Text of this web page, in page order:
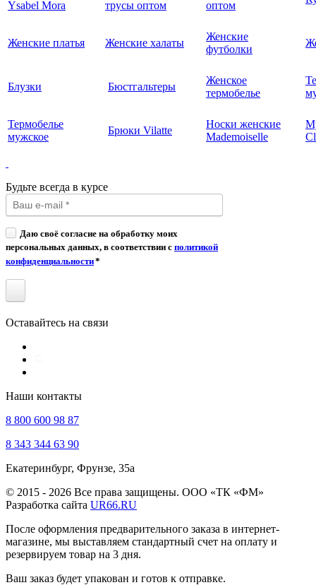
Ysabel Mora трусы оптом оптом
Женские платья Женские халаты
Женские
футболки
Блузки Бюстгальтеры
Женское
термобелье
Термобелье
мужское
Брюки Vilatte
Носки женские
Mademoiselle
Будьте всегда в курсе
Даю своё согласие на обработку моих
персональных данных, в соответствии с политикой
конфиденциальности*
Оставайтесь на связи
Наши контакты
8 800 600 98 87
8 343 344 63 90
Екатеринбург, Фрунзе, 35а
© 2015 - 2026 Все права защищены. ООО «ТК «ФМ»
Разработка сайта UR66.RU
После оформления предварительного заказа в интернет-
магазине, мы выставляем стандартный счет на оплату и
резервируем товар на 3 дня.
Ваш заказ будет упакован и готов к отправке.